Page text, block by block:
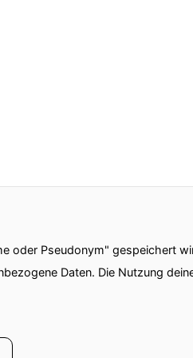
oder Pseudonym" gespeichert
Daten. Die Nutzung